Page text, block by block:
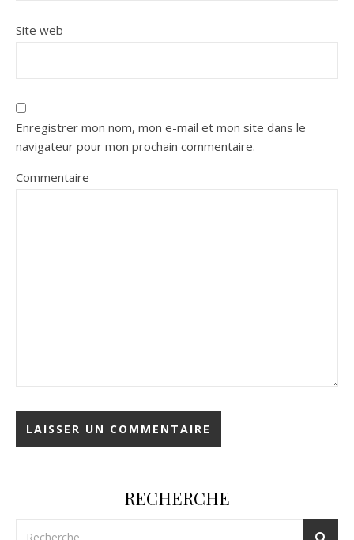
Site web
Enregistrer mon nom, mon e-mail et mon site dans le
navigateur pour mon prochain commentaire.
Commentaire
RECHERCHE